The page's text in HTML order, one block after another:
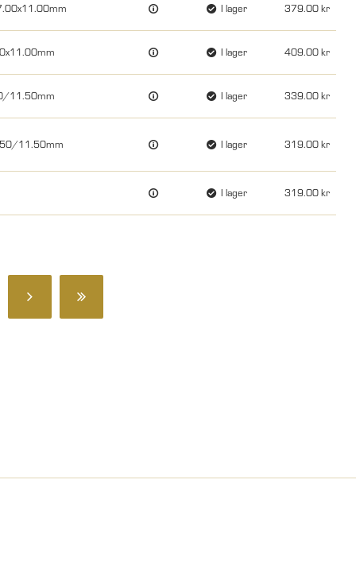
I lager 379.00
I lager 409.00
11.50mm I lager 339.00
11.50mm I lager 319.00
I lager 319.00